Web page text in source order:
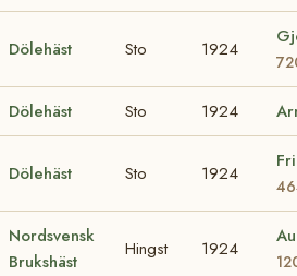
Dölehäst Sto 1924
Dölehäst Sto 1924
Dölehäst Sto 1924
Nordsvensk
Brukshäst
Hingst 1924